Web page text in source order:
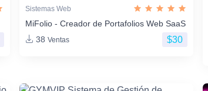
Sistemas Web
MiFolio - Creador de Portafolios Web SaaS
38 Ventas $30